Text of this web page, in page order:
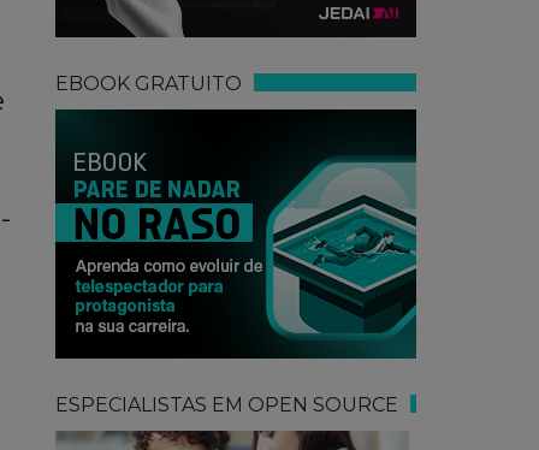
EBOOK GRATUITO
ESPECIALISTAS EM OPEN SOURCE